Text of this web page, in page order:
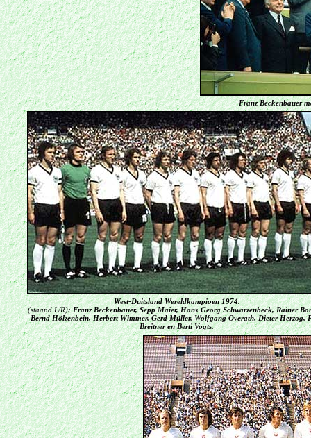
Franz Beckenbauer
West-Duitsland Wereldkampioen 1974.
(staand L/R):Franz Beckenbauer, Sepp Maier, Hans-Georg Schwarzenbeck, Rainer
Bernd Hölzenbein, Herbert Wimmer, Gerd Müller, Wolfgang Overath, Dieter Herzog,
Breitner en Berti Vogts.